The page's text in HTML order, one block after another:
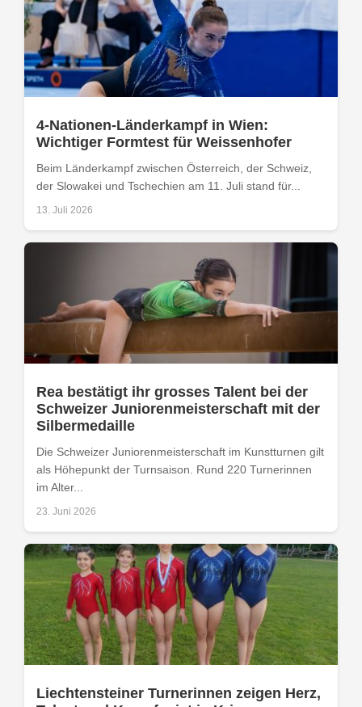
4-Nationen-Länderkampf in Wien:
Wichtiger Formtest für Weissenhofer
Beim Länderkampf zwischen Österreich, der Schweiz,
der Slowakei und Tschechien am 11. Juli stand für...
13. Juli 2026
Rea bestätigt ihr grosses Talent bei der
Schweizer Juniorenmeisterschaft mit der
Silbermedaille
Die Schweizer Juniorenmeisterschaft im Kunstturnen gilt
als Höhepunkt der Turnsaison. Rund 220 Turnerinnen
im Alter...
23. Juni 2026
Liechtensteiner Turnerinnen zeigen Herz,